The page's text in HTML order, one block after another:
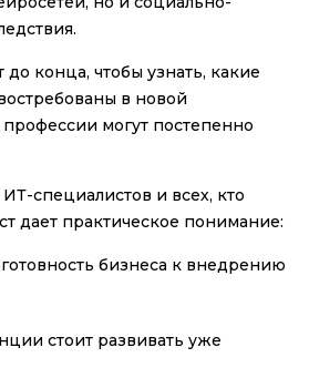
конца, чтобы узнать, какие
в новой
профессии могут постепенно
специалистов и всех, кто
дает практическое понимание:
бизнеса к внедрению
стоит развивать уже